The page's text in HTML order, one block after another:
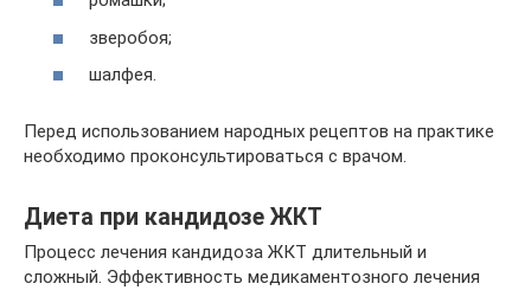
зверобоя;
шалфея.
Перед использованием народных рецептов на практике
необходимо проконсультироваться с врачом.
Диета при кандидозе ЖКТ
Процесс лечения кандидоза ЖКТ длительный и
сложный. Эффективность медикаментозного лечения